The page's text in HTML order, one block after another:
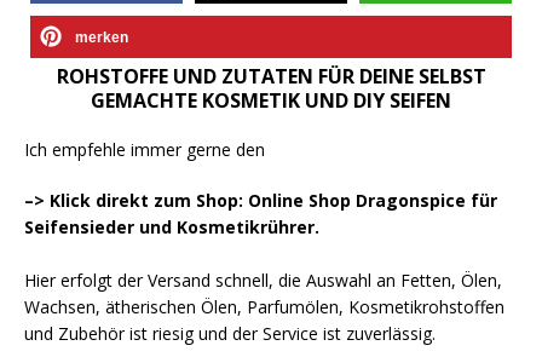
merken
ROHSTOFFE UND ZUTATEN FÜR DEINE SELBST
GEMACHTE KOSMETIK UND DIY SEIFEN
Ich empfehle immer gerne den
–> Klick direkt zum Shop: Online Shop Dragonspice für
Seifensieder und Kosmetikrührer.
Hier erfolgt der Versand schnell, die Auswahl an Fetten, Ölen,
Wachsen, ätherischen Ölen, Parfumölen, Kosmetikrohstoffen
und Zubehör ist riesig und der Service ist zuverlässig.